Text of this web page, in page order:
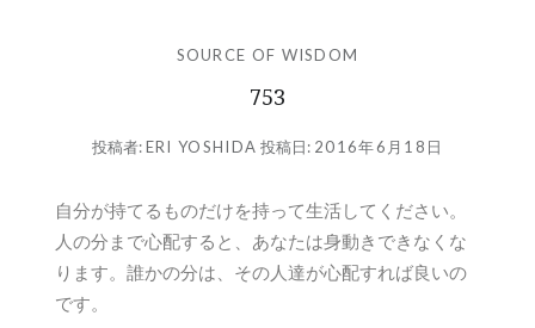
SOURCE OF WISDOM
753
投稿者:ERI YOSHIDA 投稿日: 2016年6月18日
自分が持てるものだけを持って生活してください。
人の分まで心配すると、あなたは身動きできなくな
ります。誰かの分は、その人達が心配すれば良いの
です。